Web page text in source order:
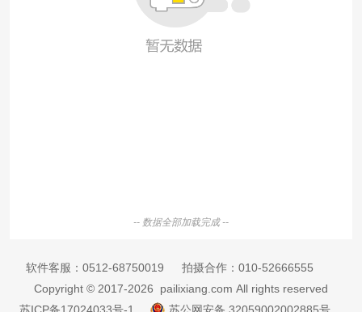
-- 数据全部加载完成 --
软件客服： 0512-68750019 拍摄合作： 010-52666555
Copyright © 2017-2026 pailixiang.com All rights reserved
苏ICP备17024033号-1
苏公网安备 32059002002885号